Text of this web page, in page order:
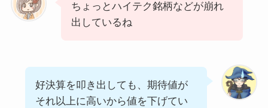
ちょっとハイテク銘柄などが崩れ
出しているね
好決算を叩き出しても、期待値が
それ以上に高いから値を下げてい